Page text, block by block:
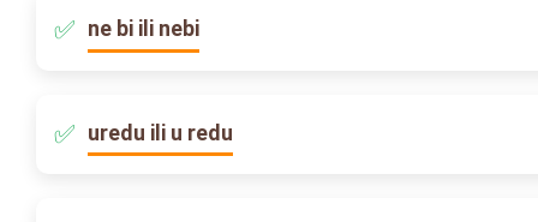
ne bi ili nebi
uredu ili u redu